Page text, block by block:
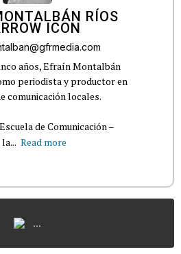
RÍOS
años, Efraín Montalbán
periodista y productor en
comunicación locales.
de Comunicación –
Read more
...